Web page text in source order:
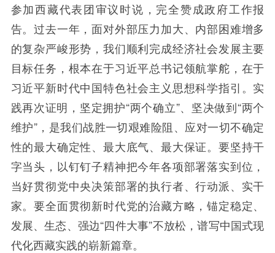
参加西藏代表团审议时说，完全赞成政府工作报
告。过去一年，面对外部压力加大、内部困难增多
的复杂严峻形势，我们顺利完成经济社会发展主要
目标任务，根本在于习近平总书记领航掌舵，在于
习近平新时代中国特色社会主义思想科学指引。实
践再次证明，坚定拥护“两个确立”、坚决做到“两个
维护”，是我们战胜一切艰难险阻、应对一切不确定
性的最大确定性、最大底气、最大保证。要坚持干
字当头，以钉钉子精神把今年各项部署落实到位，
当好贯彻党中央决策部署的执行者、行动派、实干
家。要全面贯彻新时代党的治藏方略，锚定稳定、
发展、生态、强边“四件大事”不放松，谱写中国式现
代化西藏实践的崭新篇章。